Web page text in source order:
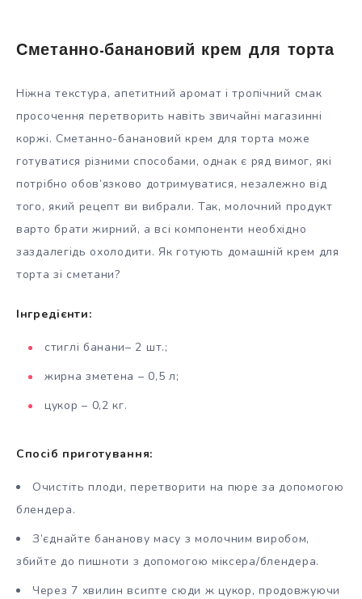
Сметанно-банановий крем для торта
Ніжна текстура, апетитний аромат і тропічний смак
просочення перетворить навіть звичайні магазинні
коржі. Сметанно-банановий крем для торта може
готуватися різними способами, однак є ряд вимог, які
потрібно обов’язково дотримуватися, незалежно від
того, який рецепт ви вибрали. Так, молочний продукт
варто брати жирний, а всі компоненти необхідно
заздалегідь охолодити. Як готують домашній крем для
торта зі сметани?
Інгредієнти:
стиглі банани– 2 шт.;
жирна зметена – 0,5 л;
цукор – 0,2 кг.
Спосіб приготування:
Очистіть плоди, перетворити на пюре за допомогою
блендера.
З’єднайте бананову масу з молочним виробом,
збийте до пишноти з допомогою міксера/блендера.
Через 7 хвилин всипте сюди ж цукор, продовжуючи